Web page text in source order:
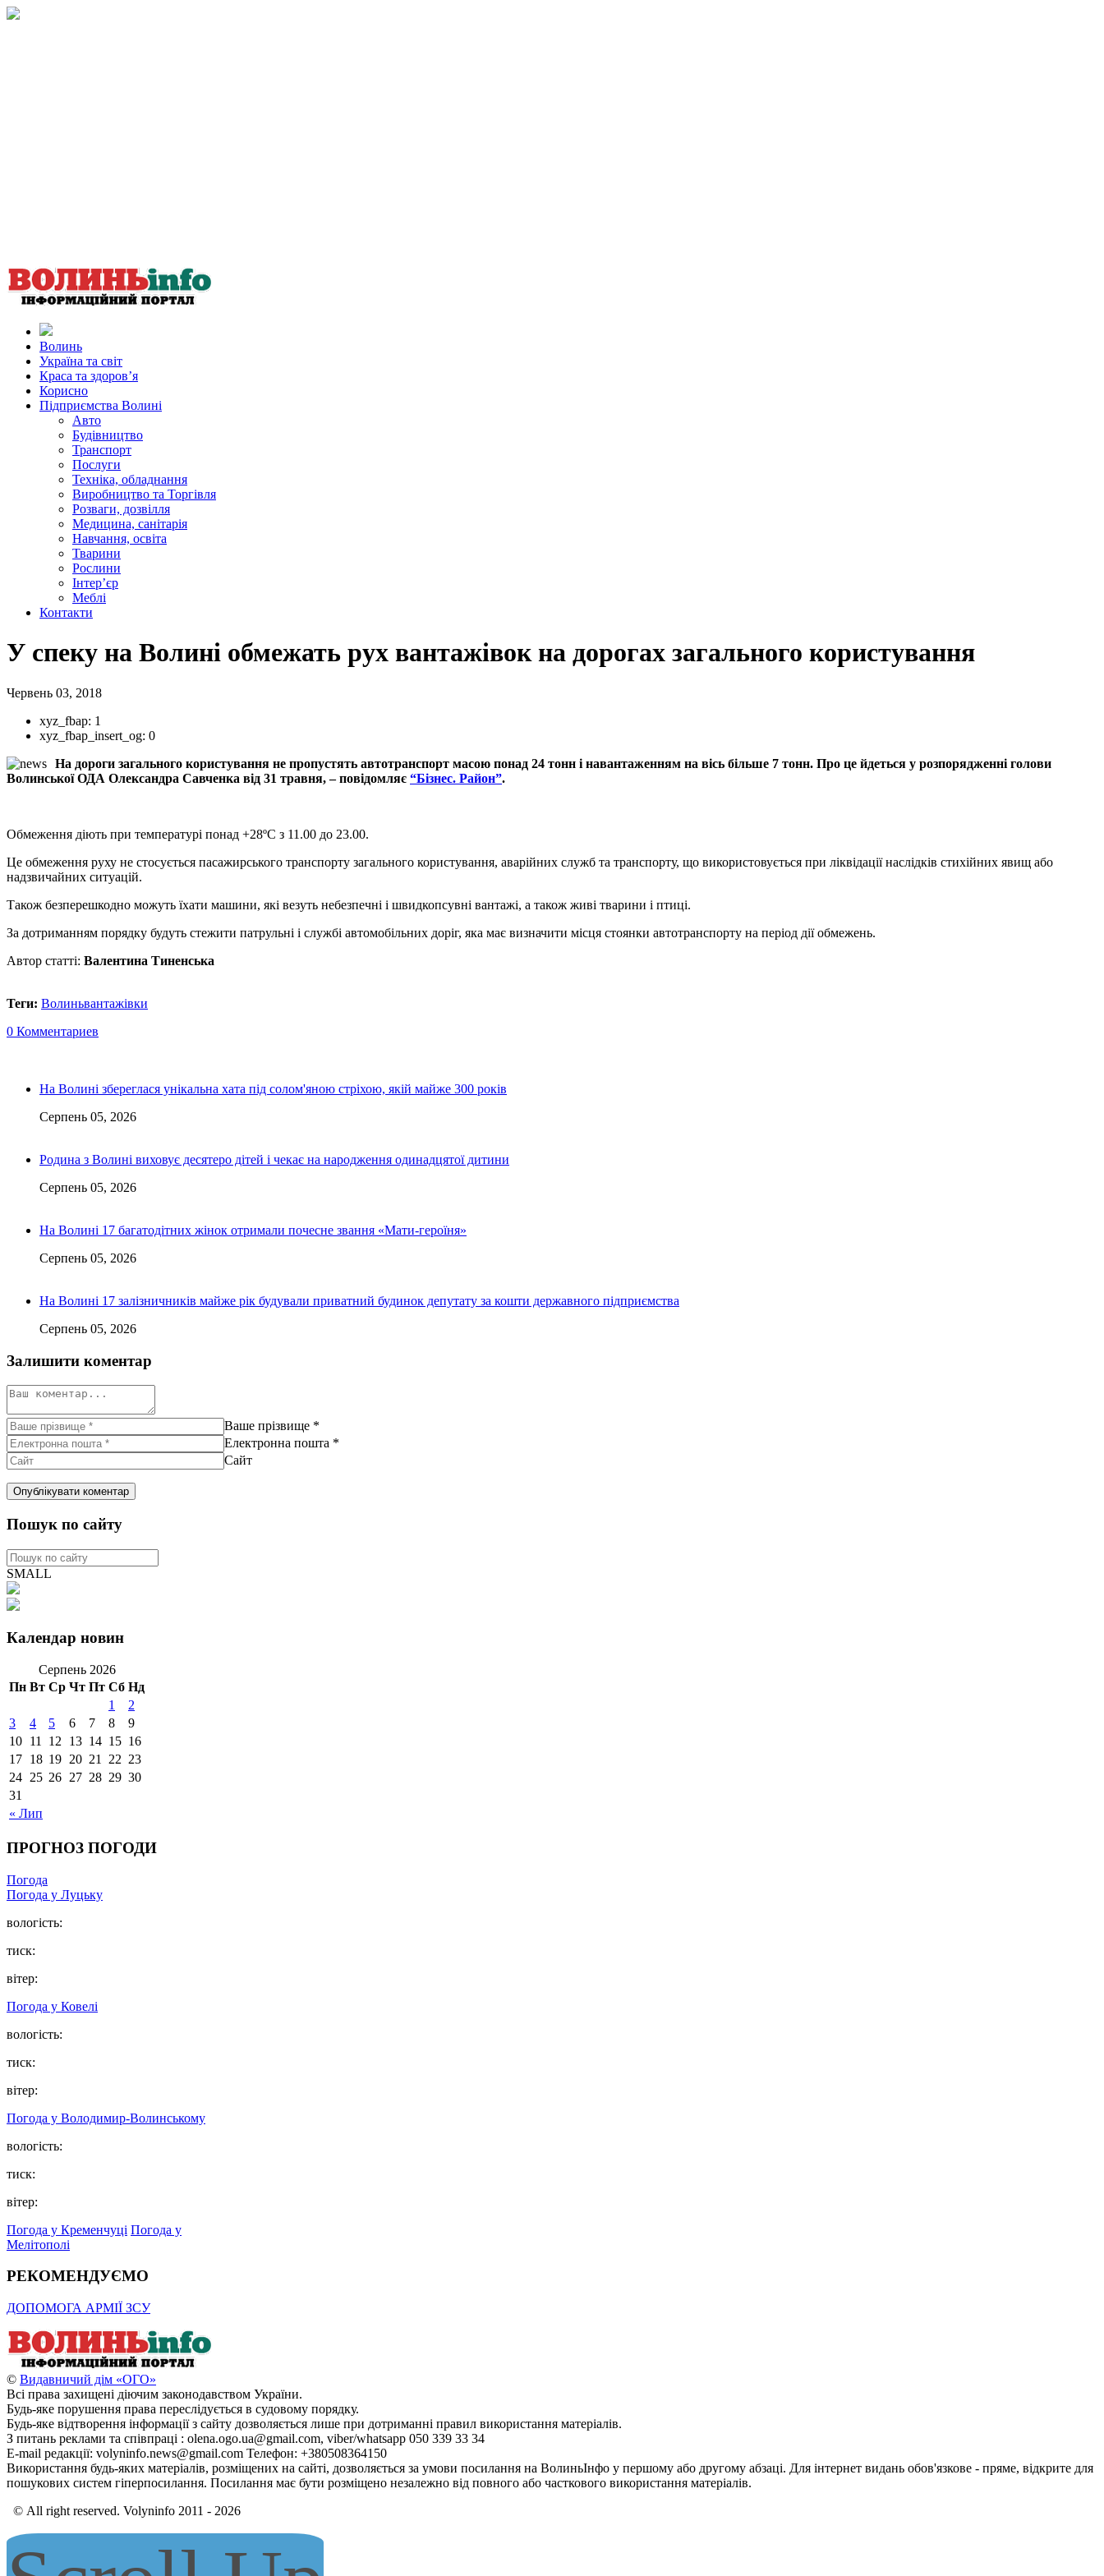
Волинь
Україна та світ
Краса та здоров’я
Корисно
Підприємства Волині
Авто
Будівництво
Транспорт
Послуги
Техніка, обладнання
Виробництво та Торгівля
Розваги, дозвілля
Медицина, санітарія
Навчання, освіта
Тварини
Рослини
Інтер’єр
Меблі
Контакти
У спеку на Волині обмежать рух вантажівок на дорогах загального користування
Червень 03, 2018
xyz_fbap: 1
xyz_fbap_insert_og: 0
На дороги загального користування не пропустять автотранспорт масою понад 24 тонн і навантаженням на вісь більше 7 тонн. Про це йдеться у розпорядженні голови
Волинської ОДА Олександра Савченка від 31 травня, – повідомляє “Бізнес. Район”.
Обмеження діють при температурі понад +28ºС з 11.00 до 23.00.
Це обмеження руху не стосується пасажирського транспорту загального користування, аварійних служб та транспорту, що використовується при ліквідації наслідків стихійних явищ або
надзвичайних ситуацій.
Також безперешкодно можуть їхати машини, які везуть небезпечні і швидкопсувні вантажі, а також живі тварини і птиці.
За дотриманням порядку будуть стежити патрульні і службі автомобільних доріг, яка має визначити місця стоянки автотранспорту на період дії обмежень.
Автор статті: Валентина Тиненська
Теги: Волиньвантажівки
0 Комментариев
На Волині збереглася унікальна хата під солом'яною стріхою, якій майже 300 років
Серпень 05, 2026
Родина з Волині виховує десятеро дітей і чекає на народження одинадцятої дитини
Серпень 05, 2026
На Волині 17 багатодітних жінок отримали почесне звання «Мати-героїня»
Серпень 05, 2026
На Волині 17 залізничників майже рік будували приватний будинок депутату за кошти державного підприємства
Серпень 05, 2026
Залишити коментар
Ваше прізвище *
Електронна пошта *
Сайт
Пошук по сайту
SMALL
Календар новин
Серпень 2026
Пн Вт Ср Чт Пт Сб Нд
« Лип
1
2
3
4 5 6 7 8
9
10 11 12 13 14 15 16
17 18 19 20 21 22 23
24 25 26 27 28 29 30
31
ПРОГНОЗ ПОГОДИ
Погода
Погода у Луцьку
вологість:
тиск:
вітер:
Погода у Ковелі
вологість:
тиск:
вітер:
Погода у Володимир-Волинському
вологість:
тиск:
вітер:
Погода у Кременчуці Погода у
Мелітополі
РЕКОМЕНДУЄМО
ДОПОМОГА АРМІЇ ЗСУ
© Видавничий дім «ОГО»
Всі права захищені діючим законодавством України.
Будь-яке порушення права переслідується в судовому порядку.
Будь-яке відтворення інформації з сайту дозволяється лише при дотриманні правил використання матеріалів.
З питань реклами та співпраці : olena.ogo.ua@gmail.com, viber/whatsapp 050 339 33 34
E-mail редакції: volyninfo.news@gmail.com Телефон: +380508364150
Використання будь-яких матеріалів, розміщених на сайті, дозволяється за умови посилання на ВолиньІнфо у першому або другому абзаці. Для інтернет видань обов'язкове - пряме, відкрите для
пошукових систем гіперпосилання. Посилання має бути розміщено незалежно від повного або часткового використання матеріалів.
© All right reserved. Volyninfo 2011 - 2026